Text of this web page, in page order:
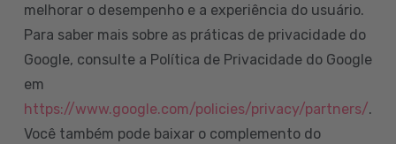
melhorar o desempenho e a experiência do usuário.
Para saber mais sobre as práticas de privacidade do
Google, consulte a Política de Privacidade do Google
em
https://www.google.com/policies/privacy/partners/.
Você também pode baixar o complemento do